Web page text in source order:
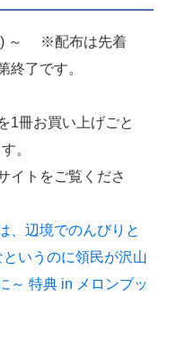
) ～ ※配布は先着
終了です。
1冊お買い上げごと
。
イトをご覧くださ
、辺境でのんびりと
いうのに領民が沢山
～ 特典 in メロンブッ